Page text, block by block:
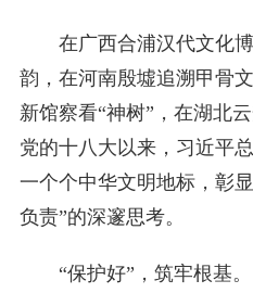
在广西合浦汉代文化
韵，在河南殷墟追溯甲骨
新馆察看“神树”，在湖北
党的十八大以来，习近平
一个个中华文明地标，彰
负责”的深邃思考。
“保护好”，筑牢根基。